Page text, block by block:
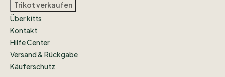
Trikot verkaufen
Über kitts
Kontakt
Hilfe Center
Versand & Rückgabe
Käuferschutz